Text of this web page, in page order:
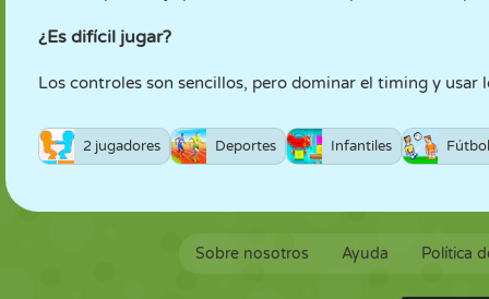
¿Es difícil jugar?
Los controles son sencillos, pero dominar el timing y
2 jugadores Deportes Infantiles Fútbol
Sobre nosotros Ayuda Política